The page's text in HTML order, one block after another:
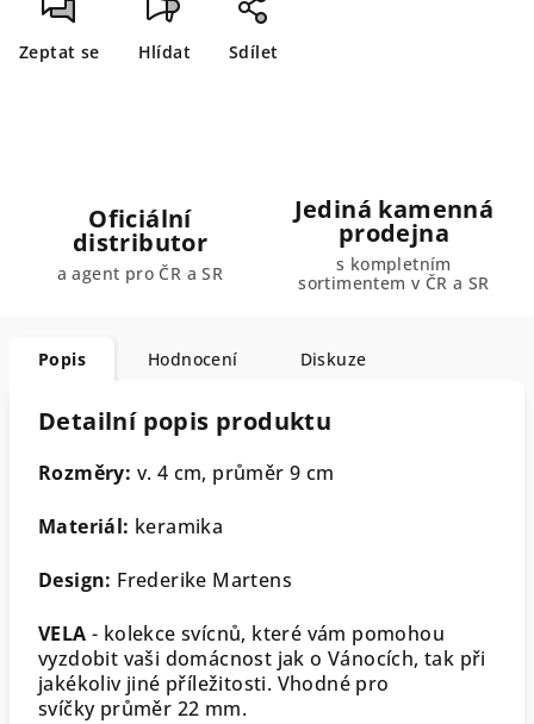
Zeptat se Hlídat Sdílet
Oficiální
distributor
a agent pro ČR a SR
Jediná kamenná
prodejna
s kompletním
sortimentem v ČR a SR
Popis Hodnocení Diskuze
Detailní popis produktu
Rozměry: v. 4 cm, průměr 9 cm
Materiál: keramika
Design: Frederike Martens
VELA - kolekce svícnů, které vám pomohou
vyzdobit vaši domácnost jak o Vánocích, tak při
jakékoliv jiné příležitosti. Vhodné pro
svíčky průměr 22 mm.